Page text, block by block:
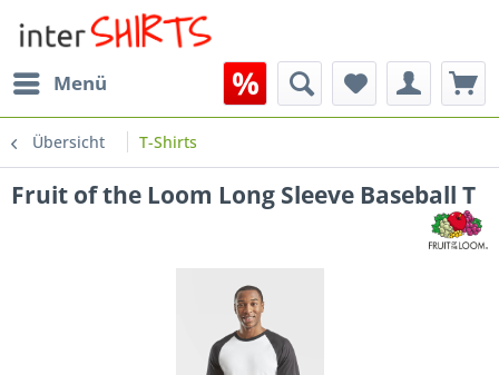
Menü
Übersicht T-Shirts
Fruit of the Loom Long Sleeve Baseball T